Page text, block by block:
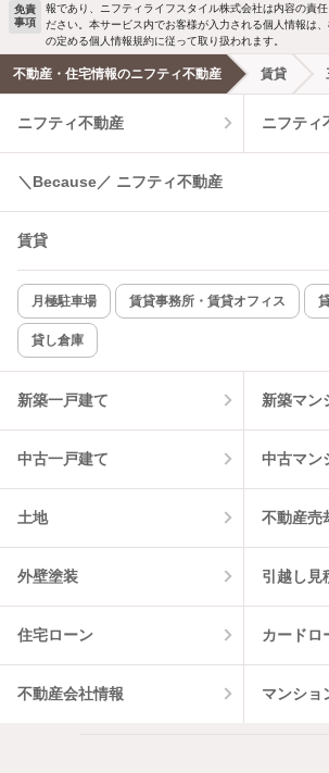
洗濯機置場あり 独立
エアコンあり 都
温水洗浄便座 オ
コンロ2口以上
新着のみ イン
該当件数:
9
物件
免責
事項
報であり、ニフティライフスタイル株式会社は内容の責
ださい。本サービス内でお客様が入力される個人情報は
の定める個人情報規約に従って取り扱われます。
不動産・住宅情報のニフティ不動産 賃貸
ニフティ不動産 ニフティ
＼Because／ ニフティ不動産
賃貸
月極駐車場 賃貸事務所・賃貸オフィス
貸し倉庫
新築一戸建て 新築マン
中古一戸建て 中古マン
土地 不動産売
外壁塗装 引越し見
住宅ローン カードロ
不動産会社情報 マンショ